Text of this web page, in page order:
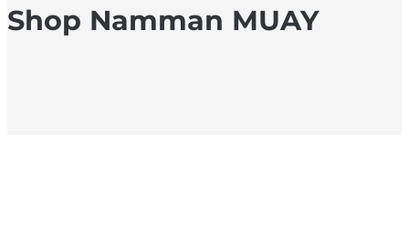
Shop Namman MUAY